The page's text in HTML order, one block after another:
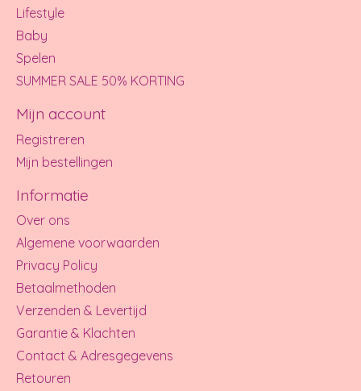
Lifestyle
Baby
Spelen
SUMMER SALE 50% KORTING
Mijn account
Registreren
Mijn bestellingen
Informatie
Over ons
Algemene voorwaarden
Privacy Policy
Betaalmethoden
Verzenden & Levertijd
Garantie & Klachten
Contact & Adresgegevens
Retouren